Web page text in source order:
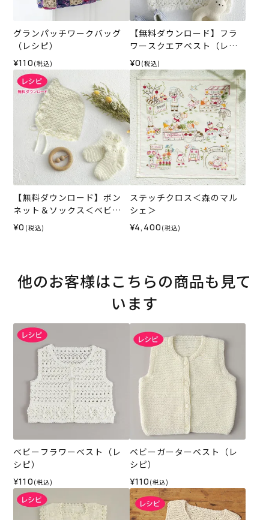
グランパッチワークバッグ
（レシピ）
¥110 (税込)
【無料ダウンロード】フラ
ワースクエアベスト（レシ
ピ）
¥0 (税込)
【無料ダウンロード】ボン
ネット＆ソックス＜ベビー
パレット＞（レシピ）
¥0 (税込)
ステッチクロス＜森のマル
シェ＞
¥4,400 (税込)
他のお客様はこちらの商品も見て
います
ベビーフラワーベスト（レ
シピ）
¥110 (税込)
ベビーガーターベスト（レ
シピ）
¥110 (税込)